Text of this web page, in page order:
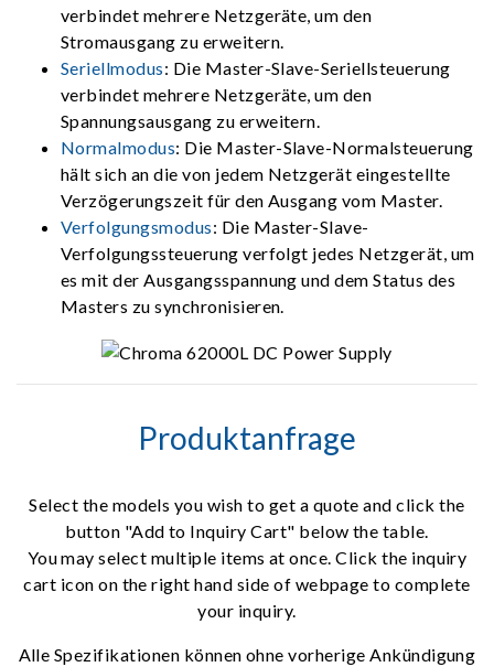
verbindet mehrere Netzgeräte, um den
Stromausgang zu erweitern.
Seriellmodus: Die Master-Slave-Seriellsteuerung
verbindet mehrere Netzgeräte, um den
Spannungsausgang zu erweitern.
Normalmodus: Die Master-Slave-Normalsteuerung
hält sich an die von jedem Netzgerät eingestellte
Verzögerungszeit für den Ausgang vom Master.
Verfolgungsmodus: Die Master-Slave-
Verfolgungssteuerung verfolgt jedes Netzgerät, um
es mit der Ausgangsspannung und dem Status des
Masters zu synchronisieren.
Produktanfrage
Select the models you wish to get a quote and click the
button "Add to Inquiry Cart" below the table.
You may select multiple items at once. Click the inquiry
cart icon on the right hand side of webpage to complete
your inquiry.
Alle Spezifikationen können ohne vorherige Ankündigung